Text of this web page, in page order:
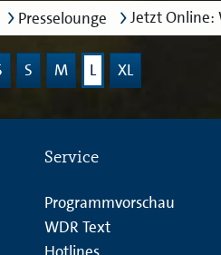
Presselounge Jetzt Online:
S M L XL
Service
Programmvorschau
WDR Text